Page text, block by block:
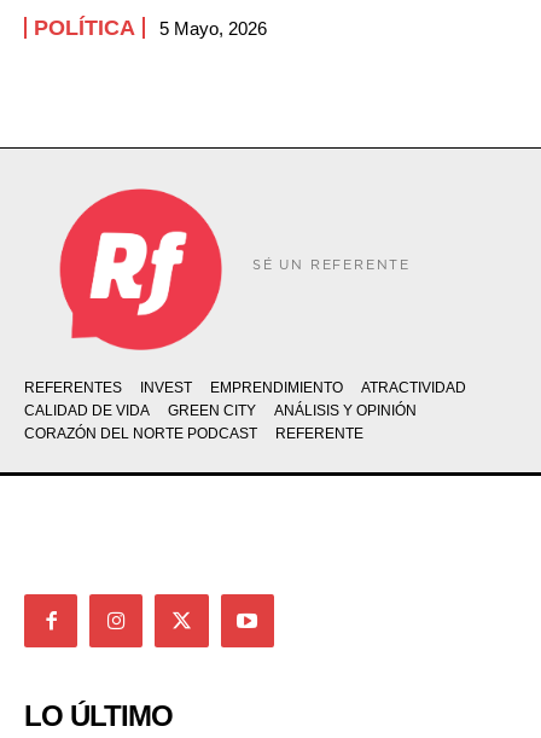
POLÍTICA 5 Mayo, 2026
SÉ UN REFERENTE
REFERENTES INVEST EMPRENDIMIENTO
ATRACTIVIDAD
CALIDAD DE VIDA
GREEN CITY
ANÁLISIS Y OPINIÓN
CORAZÓN DEL NORTE PODCAST
REFERENTE
LO ÚLTIMO